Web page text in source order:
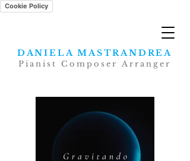
Cookie Policy
DANIELA MASTRANDREA
Pianist Composer Arranger